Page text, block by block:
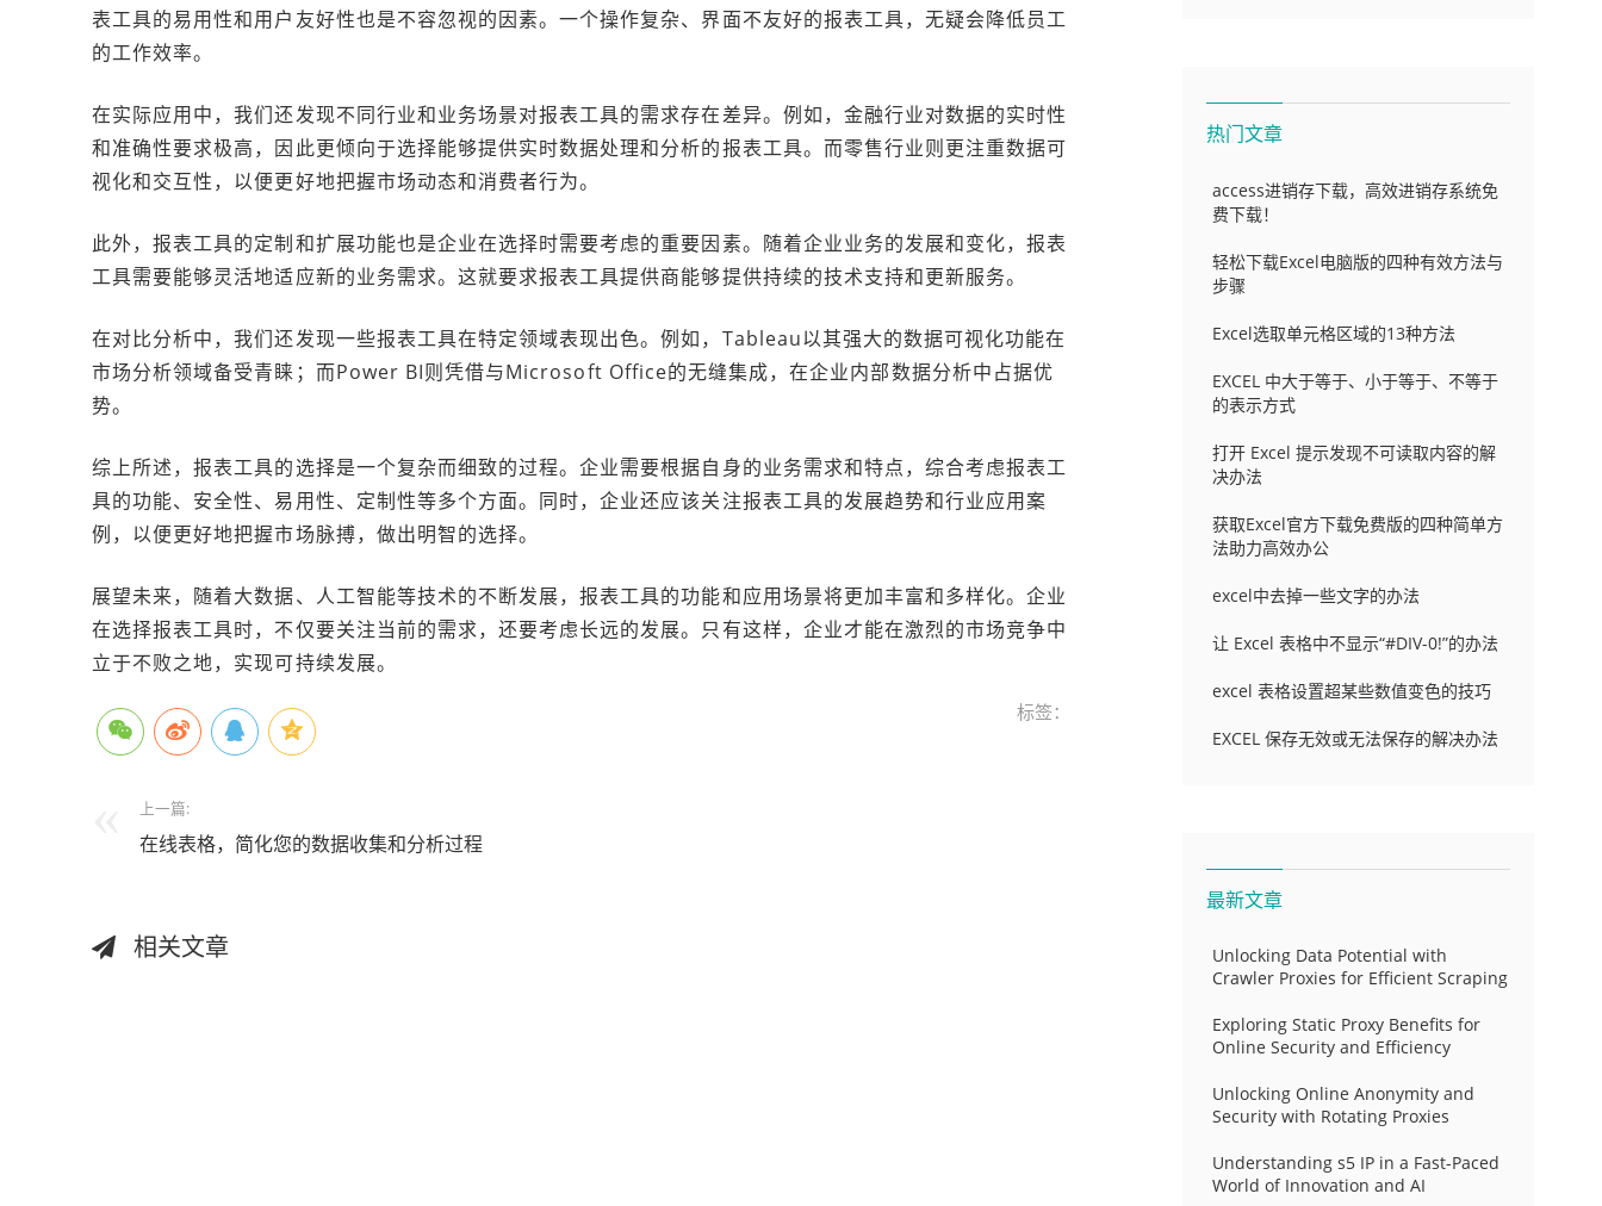
表工具的易用性和用户友好性也是不容忽视的因素。一个操作复杂、界面不友好的报表工具，无疑会降低员工
的工作效率。
在实际应用中，我们还发现不同行业和业务场景对报表工具的需求存在差异。例如，金融行业对数据的实时性
和准确性要求极高，因此更倾向于选择能够提供实时数据处理和分析的报表工具。而零售行业则更注重数据可
视化和交互性，以便更好地把握市场动态和消费者行为。
此外，报表工具的定制和扩展功能也是企业在选择时需要考虑的重要因素。随着企业业务的发展和变化，报表
工具需要能够灵活地适应新的业务需求。这就要求报表工具提供商能够提供持续的技术支持和更新服务。
在对比分析中，我们还发现一些报表工具在特定领域表现出色。例如，Tableau以其强大的数据可视化功能在
市场分析领域备受青睐；而Power BI则凭借与Microsoft Office的无缝集成，在企业内部数据分析中占据优
势。
综上所述，报表工具的选择是一个复杂而细致的过程。企业需要根据自身的业务需求和特点，综合考虑报表工
具的功能、安全性、易用性、定制性等多个方面。同时，企业还应该关注报表工具的发展趋势和行业应用案
例，以便更好地把握市场脉搏，做出明智的选择。
展望未来，随着大数据、人工智能等技术的不断发展，报表工具的功能和应用场景将更加丰富和多样化。企业
在选择报表工具时，不仅要关注当前的需求，还要考虑长远的发展。只有这样，企业才能在激烈的市场竞争中
立于不败之地，实现可持续发展。
标签：
上一篇:
在线表格，简化您的数据收集和分析过程
相关文章
热门文章
access进销存下载，高效进销存系统免
费下载！
轻松下载Excel电脑版的四种有效方法与
步骤
Excel选取单元格区域的13种方法
EXCEL 中大于等于、小于等于、不等于
的表示方式
打开 Excel 提示发现不可读取内容的解
决办法
获取Excel官方下载免费版的四种简单方
法助力高效办公
excel中去掉一些文字的办法
让 Excel 表格中不显示“#DIV-0!”的办法
excel 表格设置超某些数值变色的技巧
EXCEL 保存无效或无法保存的解决办法
最新文章
Unlocking Data Potential with
Crawler Proxies for Efficient Scraping
Exploring Static Proxy Benefits for
Online Security and Efficiency
Unlocking Online Anonymity and
Security with Rotating Proxies
Understanding s5 IP in a Fast-Paced
World of Innovation and AI